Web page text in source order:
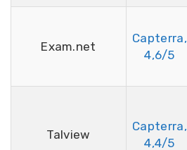
Exam.net
Capterra,
4,6/5
Talview
Capterra,
4,4/5